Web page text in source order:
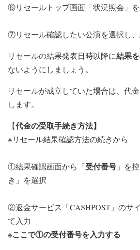
⑥リセールトップ画面「状況照会」
⑦リセール確認したい公演を選択し
リセールの結果発表日時以降に結果
ないようにしましょう。
リセールが成立していた場合は、代
します。
【代金の受取手続き方法】
※リセール結果確認方法の続きから
①結果確認画面から「受付番号 」を
き」を選択
②返金サービス「CASHPOST」のサ
て入力
※ここで①の受付番号を入力する